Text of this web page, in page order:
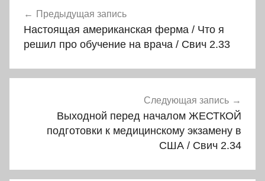
по
записям
Предыдущая запись
Настоящая американская ферма / Что я
решил про обучение на врача / Свич 2.33
Следующая запись
Выходной перед началом ЖЕСТКОЙ
подготовки к медицинскому экзамену в
США / Свич 2.34